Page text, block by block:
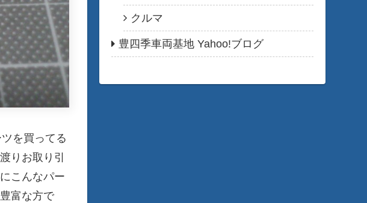
を買ってる
りお取り引
こんなパー
富な方で
クルマ
豊四季車両基地 Yahoo!ブログ